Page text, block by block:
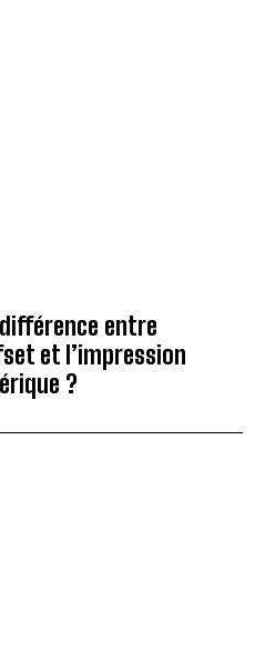
entre
et l’impression
?